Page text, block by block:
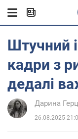
Штучний
кадри з
дедалі
Дарина
26.08.2025